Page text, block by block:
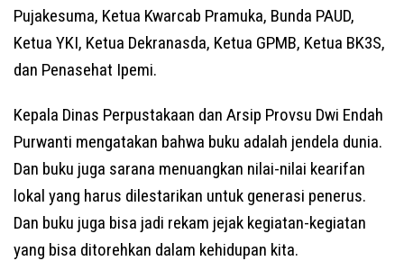
Pujakesuma, Ketua Kwarcab Pramuka, Bunda PAUD,
Ketua YKI, Ketua Dekranasda, Ketua GPMB, Ketua BK3S,
dan Penasehat Ipemi.
Kepala Dinas Perpustakaan dan Arsip Provsu Dwi Endah
Purwanti mengatakan bahwa buku adalah jendela dunia.
Dan buku juga sarana menuangkan nilai-nilai kearifan
lokal yang harus dilestarikan untuk generasi penerus.
Dan buku juga bisa jadi rekam jejak kegiatan-kegiatan
yang bisa ditorehkan dalam kehidupan kita.